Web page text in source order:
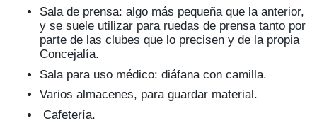
Sala de prensa: algo más pequeña que la anterior,
y se suele utilizar para ruedas de prensa tanto por
parte de las clubes que lo precisen y de la propia
Concejalía.
Sala para uso médico: diáfana con camilla.
Varios almacenes, para guardar material.
Cafetería.